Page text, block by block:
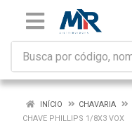
INÍCIO CHAVARIA
CHAVE PHILLIPS 1/8X3 VOX